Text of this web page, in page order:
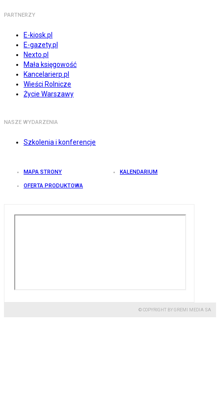
PARTNERZY
E-kiosk.pl
E-gazety.pl
Nexto.pl
Mała księgowość
Kancelarierp.pl
Wieści Rolnicze
Życie Warszawy
NASZE WYDARZENIA
Szkolenia i konferencje
MAPA STRONY KALENDARIUM
OFERTA PRODUKTOWA
© COPYRIGHT BY GREMI MEDIA SA